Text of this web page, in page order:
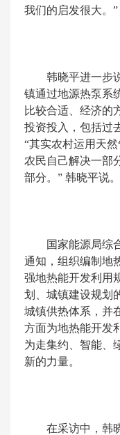
我们的启发很大。”
韩晓平进一步
镇通过地源热泵系
比较合适、经济的
投资投入，包括过
“其实农村运用天
农民自己解决一部
部分。” 韩晓平说。
国家能源局综
通知，组织编制地
强地热能开发利用
划、城镇建设规划
城镇供热体系，并
方面为地热能开发
为走集约、智能、
新的力量。
在采访中，韩